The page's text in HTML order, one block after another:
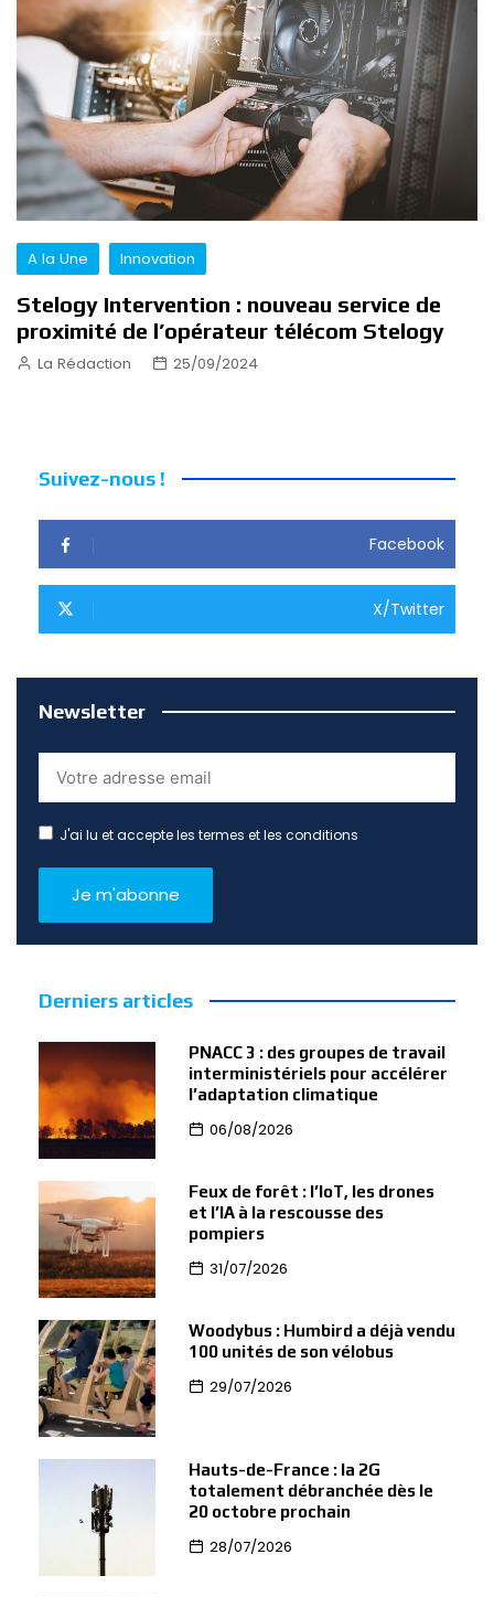
A la Une Innovation
Stelogy Intervention : nouveau service de
proximité de l’opérateur télécom Stelogy
La Rédaction 25/09/2024
Suivez-nous !
Facebook
X/Twitter
Newsletter
J'ai lu et accepte les termes et les conditions
Derniers articles
PNACC 3 : des groupes de travail
interministériels pour accélérer
l’adaptation climatique
06/08/2026
Feux de forêt : l’IoT, les drones
et l’IA à la rescousse des
pompiers
31/07/2026
Woodybus : Humbird a déjà vendu
100 unités de son vélobus
29/07/2026
Hauts-de-France : la 2G
totalement débranchée dès le
20 octobre prochain
28/07/2026